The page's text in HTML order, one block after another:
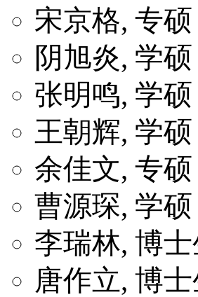
宋京格, 专硕
阴旭炎, 学硕
张明鸣, 学硕
王朝辉, 学硕
余佳文, 专硕
曹源琛, 学硕
李瑞林, 博士
唐作立, 博